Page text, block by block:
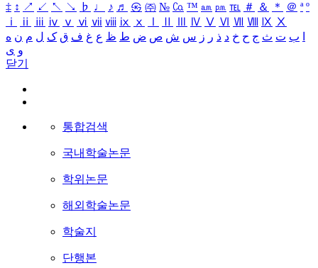
‡ ↕ ↗ ↙ ↖ ↘ ♭ ♩ ♪ ♬ ㉿ ㈜ № ㏇ ™ ㏂ ㏘ ℡ ＃ ＆ ＊ ＠ ª º
ⅰ
ⅱ ⅲ ⅳ ⅴ ⅵ ⅶ ⅷ ⅸ ⅹ Ⅳ Ⅴ Ⅵ Ⅶ Ⅷ Ⅸ Ⅹ
ب ت ث ج ح خ د ذ ر ز س ش ص ض ط ظ ع غ ف ق ک ل م ن ه
و ی
닫기
통합검색
국내학술논문
학위논문
해외학술논문
학술지
단행본